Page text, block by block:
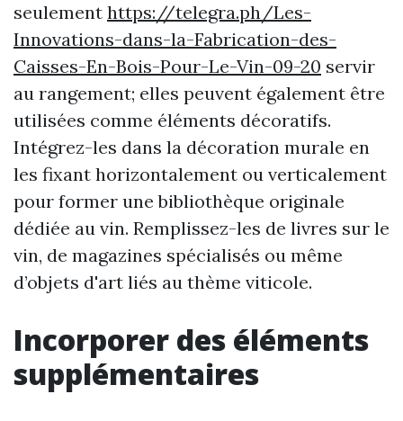
seulement https://telegra.ph/Les-
Innovations-dans-la-Fabrication-des-
Caisses-En-Bois-Pour-Le-Vin-09-20 servir
au rangement; elles peuvent également être
utilisées comme éléments décoratifs.
Intégrez-les dans la décoration murale en
les fixant horizontalement ou verticalement
pour former une bibliothèque originale
dédiée au vin. Remplissez-les de livres sur le
vin, de magazines spécialisés ou même
d’objets d'art liés au thème viticole.
Incorporer des éléments
supplémentaires